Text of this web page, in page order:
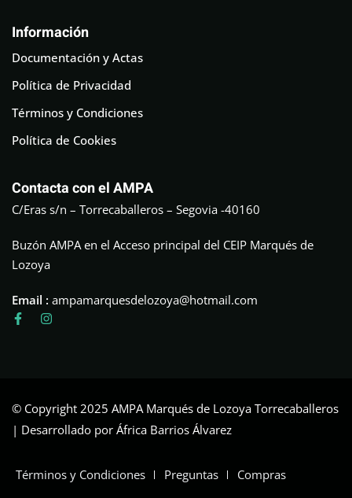
Información
Documentación y Actas
Política de Privacidad
Términos y Condiciones
Política de Cookies
Contacta con el AMPA
C/Eras s/n – Torrecaballeros – Segovia -40160
Buzón AMPA en el Acceso principal del CEIP Marqués de
Lozoya
Email : ampamarquesdelozoya@hotmail.com
© Copyright 2025 AMPA Marqués de Lozoya Torrecaballeros
| Desarrollado por África Barrios Álvarez
Términos y Condiciones Preguntas Compras